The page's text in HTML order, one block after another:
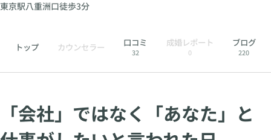
東京駅八重洲口徒歩3分
トップ カウンセラー 口コミ
32
成婚レポート
0
ブログ
220
「会社」ではなく「あなた」と